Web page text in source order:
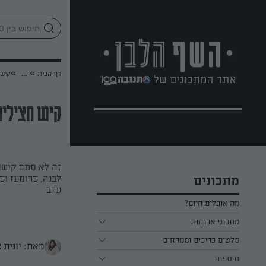
מתכונים
מה אוכלים היום?
מתכוני ארוחות
ארוחת בוקר
ארוחת צהריים
סלטים כריכים וממרחים
כל הסלטים כריכים וממרחים
תוספות
דף הבית »
...
»
קיש
זה לא סתם קיש!
לבנה, פרומעז
ערב
מאת: יונית